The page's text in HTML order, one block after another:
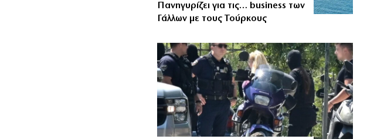
Πανηγυρίζει για τις… business των
Γάλλων με τους Τούρκους